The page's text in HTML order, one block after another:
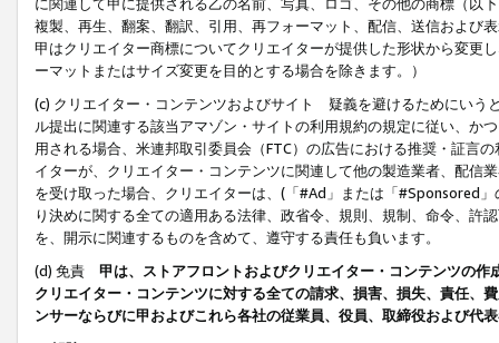
複製、再生、翻案、翻訳、引用、再フォーマット、配信、送信および
甲はクリエイター商標についてクリエイターが提供した形状から変更
ーマットまたはサイズ変更を目的とする場合を除きます。）
(c) クリエイター・コンテンツおよびサイト 疑義を避けるためにいう
ル提出に関連する該当アマゾン・サイトの利用規約の規定に従い、か
用される場合、米連邦取引委員会（FTC）の広告における推奨・証言
イターが、クリエイター・コンテンツに関連して他の製造業者、配信
を受け取った場合、クリエイターは、(「#Ad」または「#Sponsored
り決めに関する全ての適用ある法律、政省令、規則、規制、命令、許
を、開示に関連するものを含めて、遵守する責任も負います。
(d) 免責 甲は、ストアフロントおよびクリエイター・コンテンツの
クリエイター・コンテンツに対する全ての請求、損害、損失、責任、
ンサーならびに甲およびこれら各社の従業員、役員、取締役および代